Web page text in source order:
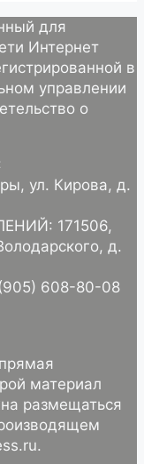
для
Интернет
в
управлении
о
ул. Кирова, д.
171506,
д.
608-80-08
материал
размещаться